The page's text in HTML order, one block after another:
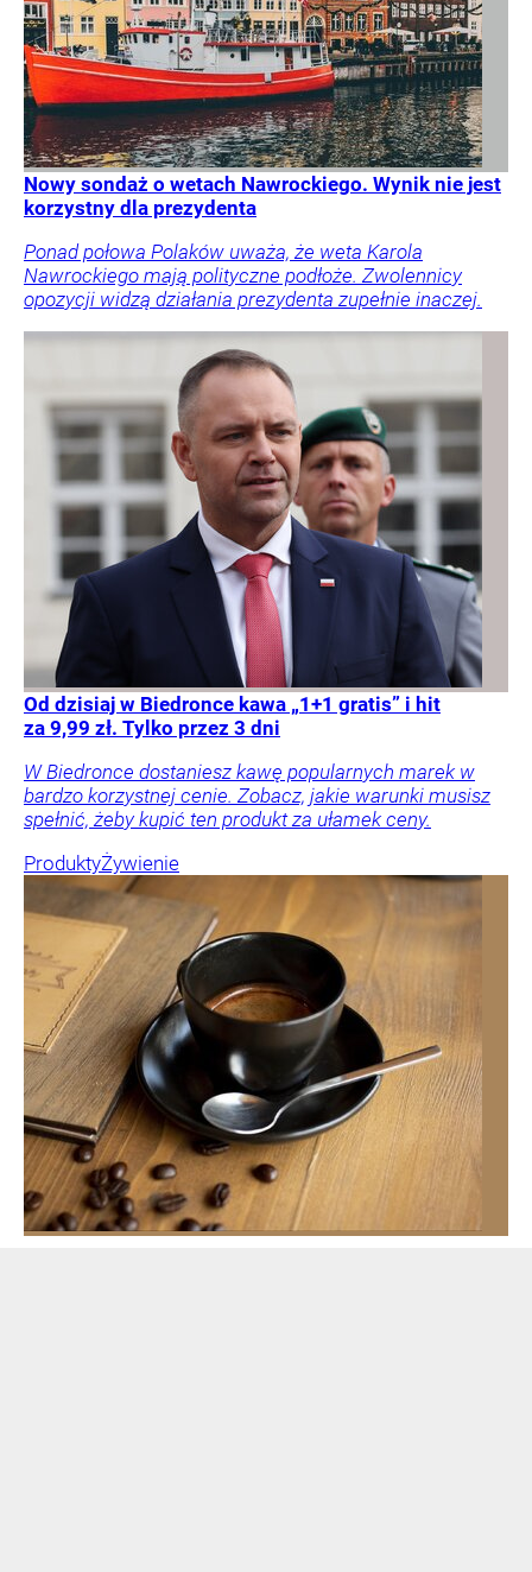
Nowy sondaż o wetach Nawrockiego. Wynik nie jest
korzystny dla prezydenta
Ponad połowa Polaków uważa, że weta Karola
Nawrockiego mają polityczne podłoże. Zwolennicy
opozycji widzą działania prezydenta zupełnie inaczej.
Od dzisiaj w Biedronce kawa „1+1 gratis” i hit
za 9,99 zł. Tylko przez 3 dni
W Biedronce dostaniesz kawę popularnych marek w
bardzo korzystnej cenie. Zobacz, jakie warunki musisz
spełnić, żeby kupić ten produkt za ułamek ceny.
ProduktyŻywienie